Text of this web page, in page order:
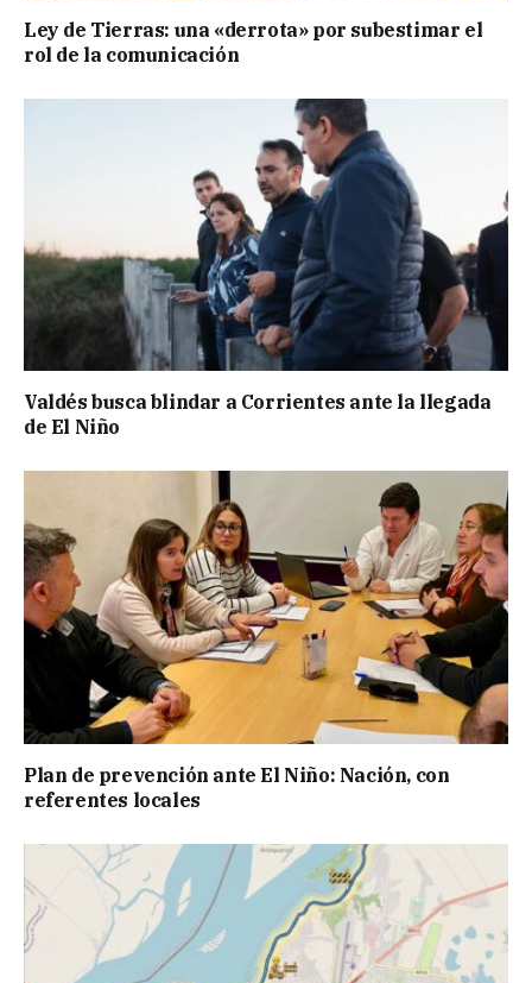
Ley de Tierras: una «derrota» por subestimar el
rol de la comunicación
Valdés busca blindar a Corrientes ante la llegada
de El Niño
Plan de prevención ante El Niño: Nación, con
referentes locales